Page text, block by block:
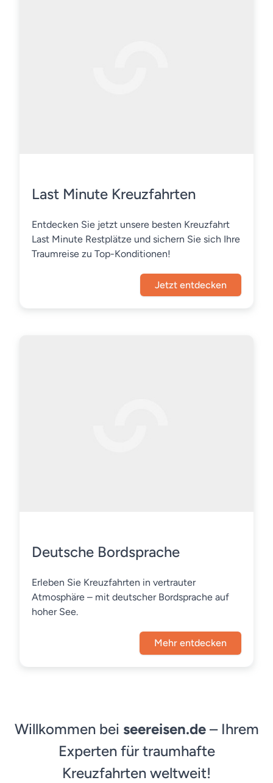
Last Minute Kreuzfahrten
Entdecken Sie jetzt unsere besten Kreuzfahrt
Last Minute Restplätze und sichern Sie sich Ihre
Traumreise zu Top-Konditionen!
Jetzt entdecken
Deutsche Bordsprache
Erleben Sie Kreuzfahrten in vertrauter
Atmosphäre – mit deutscher Bordsprache auf
hoher See.
Mehr entdecken
Willkommen bei seereisen.de– Ihrem
Experten für traumhafte
Kreuzfahrten weltweit!